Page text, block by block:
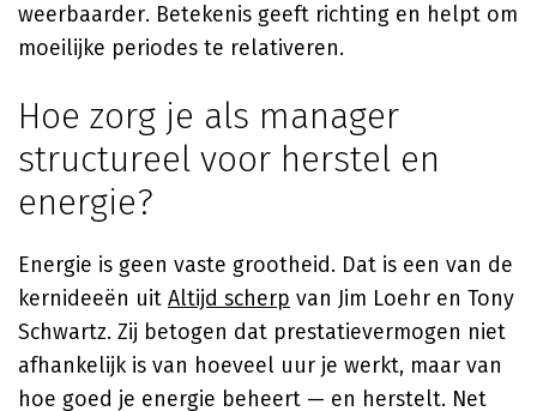
weerbaarder. Betekenis geeft richting en helpt om
moeilijke periodes te relativeren.
Hoe zorg je als manager
structureel voor herstel en
energie?
Energie is geen vaste grootheid. Dat is een van de
kernideeën uit Altijd scherp van Jim Loehr en Tony
Schwartz. Zij betogen dat prestatievermogen niet
afhankelijk is van hoeveel uur je werkt, maar van
hoe goed je energie beheert — en herstelt. Net